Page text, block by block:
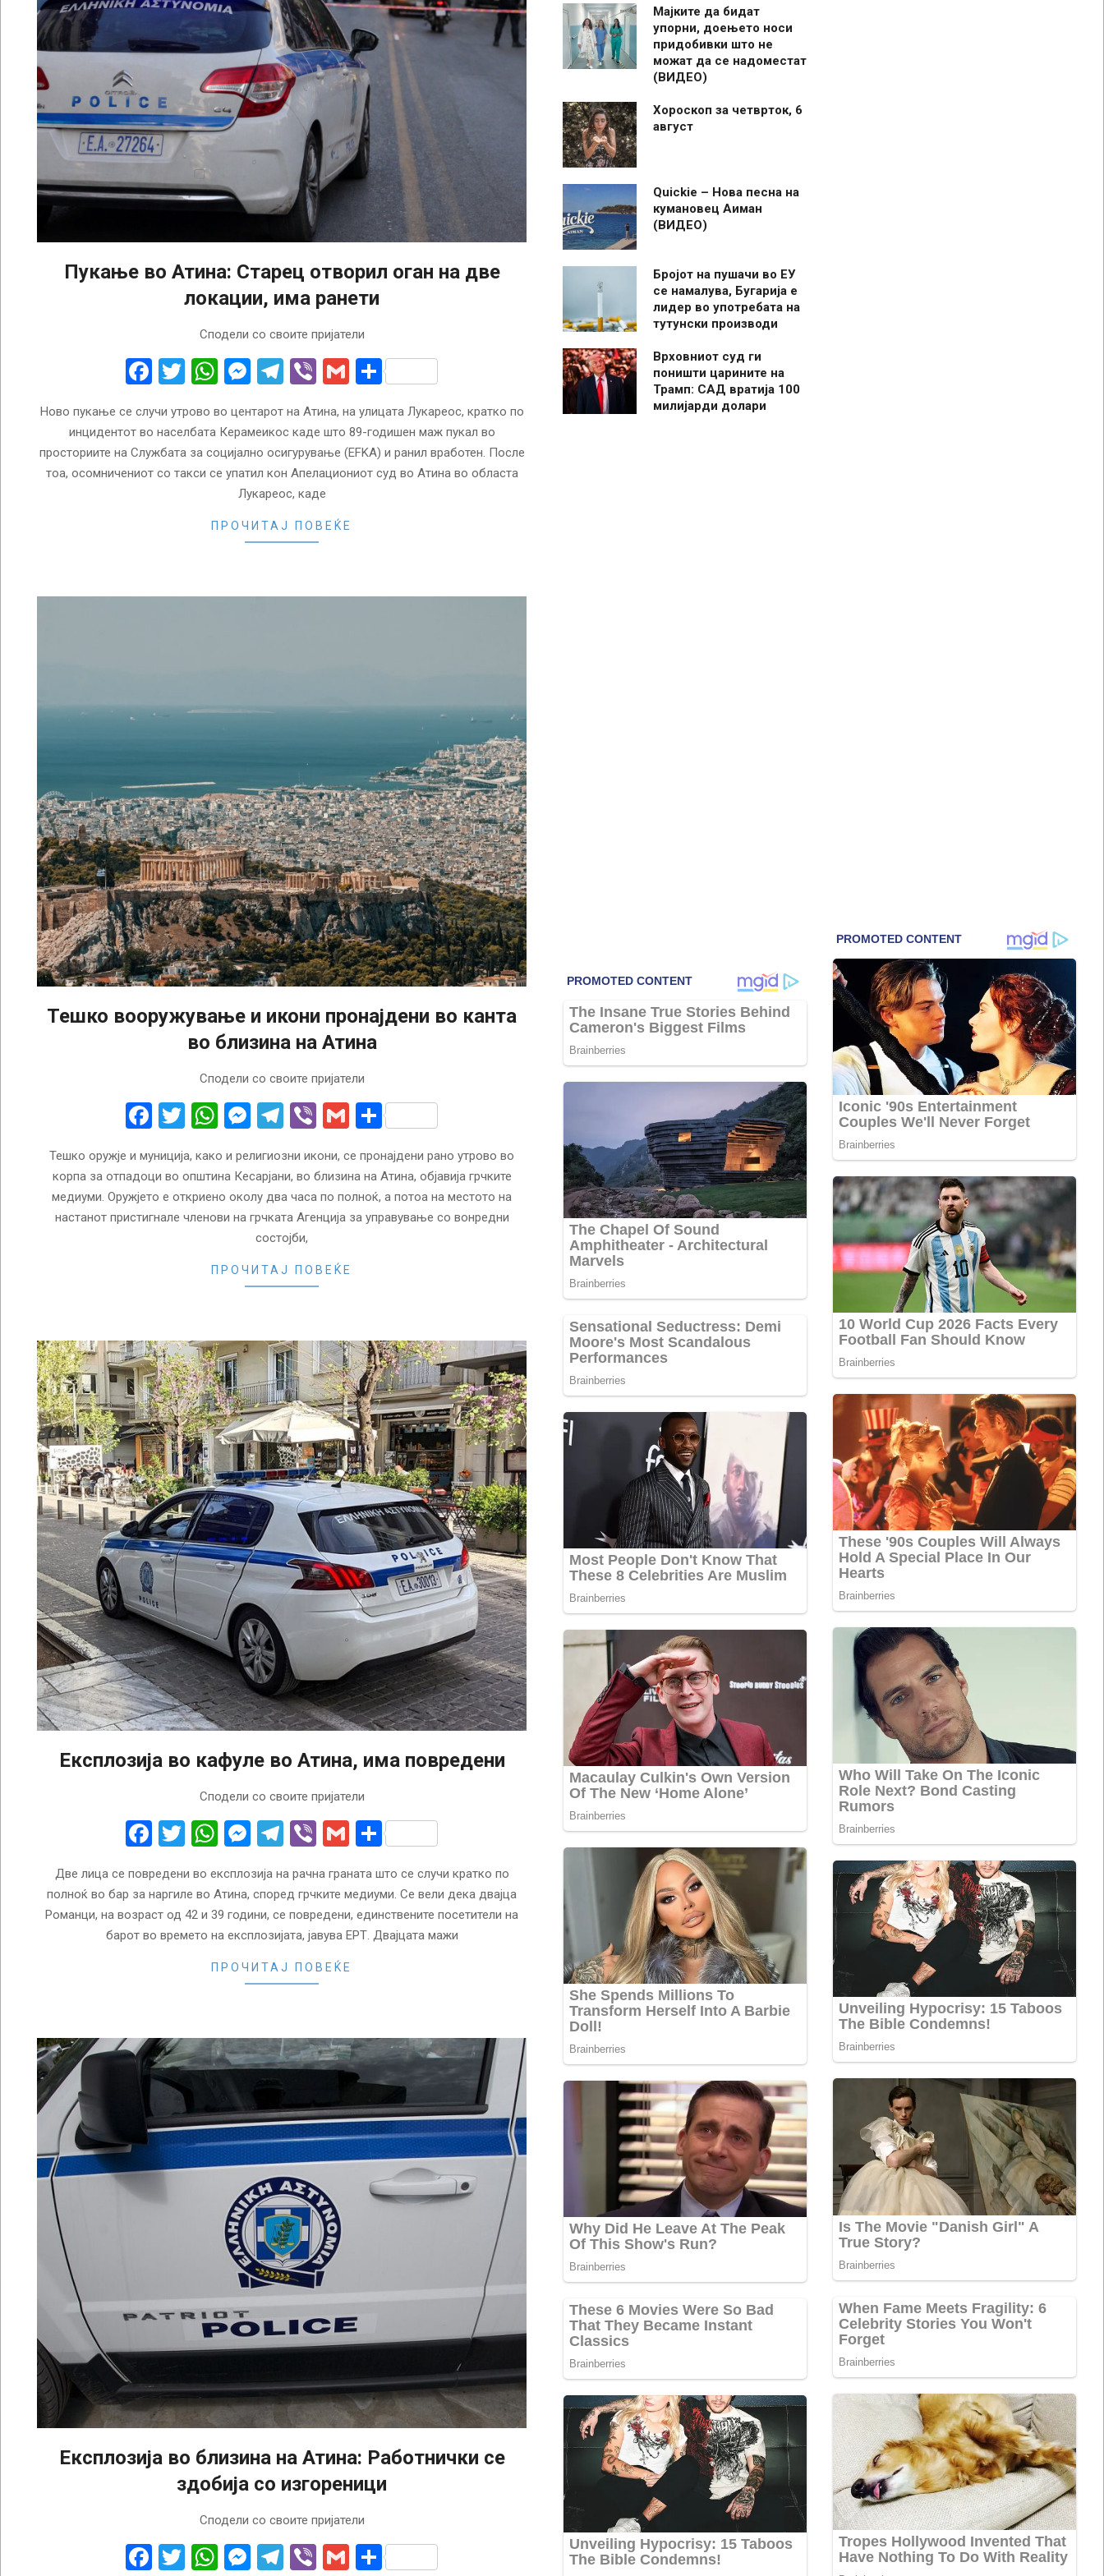
Пукање во Атина: Старец отворил оган на две
локации, има ранети
Сподели со своите пријатели
Facebook
Twitter
WhatsApp
Messenger
Telegram
ViberGmailShare
Ново пукање се случи утрово во центарот на Атина, на улицата Лукареос, кратко по
инцидентот во населбата Керамеикос каде што 89-годишен маж пукал во
просториите на Службата за социјално осигурување (EFKA) и ранил вработен. После
тоа, осомничениот со такси се упатил кон Апелациониот суд во Атина во областа
Лукареос, каде
ПРОЧИТАЈ ПОВЕЌЕ
Тешко вооружување и икони пронајдени во канта
во близина на Атина
Сподели со своите пријатели
Facebook
Twitter
WhatsApp
Messenger
Telegram
ViberGmailShare
Тешко оружје и муниција, како и религиозни икони, се пронајдени рано утрово во
корпа за отпадоци во општина Кесарјани, во близина на Атина, објавија грчките
медиуми. Оружјето е откриено околу два часа по полноќ, а потоа на местото на
настанот пристигнале членови на грчката Агенција за управување со вонредни
состојби,
ПРОЧИТАЈ ПОВЕЌЕ
Експлозија во кафуле во Атина, има повредени
Сподели со своите пријатели
Facebook
Twitter
WhatsApp
Messenger
Telegram
ViberGmailShare
Две лица се повредени во експлозија на рачна граната што се случи кратко по
полноќ во бар за наргиле во Атина, според грчките медиуми. Се вели дека двајца
Романци, на возраст од 42 и 39 години, се повредени, единствените посетители на
барот во времето на експлозијата, јавува ЕРТ. Двајцата мажи
ПРОЧИТАЈ ПОВЕЌЕ
Експлозија во близина на Атина: Работнички се
здобија со изгореници
Сподели со своите пријатели
Facebook
Twitter
WhatsApp
Messenger
Telegram
ViberGmailShare
Мајките да бидат
упорни, доењето носи
придобивки што не
можат да се надоместат
(ВИДЕО)
Хороскоп за четврток, 6
август
Quickie – Нова песна на
кумановец Аиман
(ВИДЕО)
Бројот на пушачи во ЕУ
се намалува, Бугарија е
лидер во употребата на
тутунски производи
Врховниот суд ги
поништи царините на
Трамп: САД вратија 100
милијарди долари